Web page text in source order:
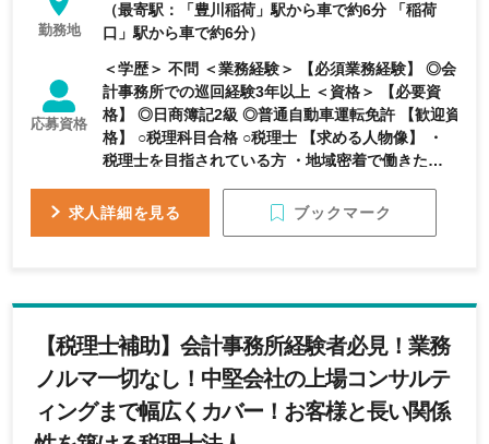
勤務地
（最寄駅：「豊川稲荷」駅から車で約6分 「稲荷
口」駅から車で約6分）
応募資格
＜学歴＞ 不問 ＜業務経験＞ 【必須業務経験】 ◎会
計事務所での巡回経験3年以上 ＜資格＞ 【必要資
格】 ◎日商簿記2級 ◎普通自動車運転免許 【歓迎資
格】 ○税理科目合格 ○税理士 【求める人物像】 ・
税理士を目指されている方 ・地域密着で働きたい
得など、常に挑戦していきたい
求人詳細を見る ブックマーク
【税理士補助】会計事務所経験者必見！業務
ノルマ一切なし！中堅会社の上場コンサルテ
ィングまで幅広くカバー！お客様と長い関係